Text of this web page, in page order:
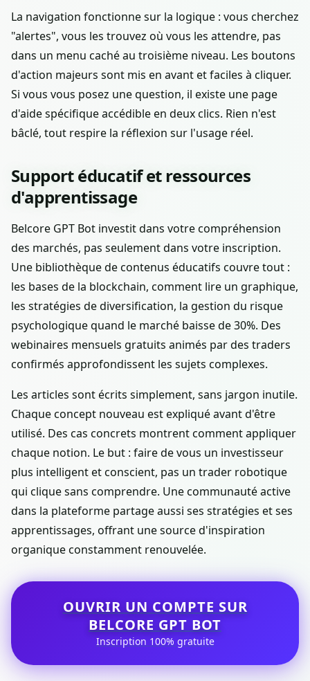
La navigation fonctionne sur la logique : vous cherchez
"alertes", vous les trouvez où vous les attendre, pas
dans un menu caché au troisième niveau. Les boutons
d'action majeurs sont mis en avant et faciles à cliquer.
Si vous vous posez une question, il existe une page
d'aide spécifique accédible en deux clics. Rien n'est
bâclé, tout respire la réflexion sur l'usage réel.
Support éducatif et ressources
d'apprentissage
Belcore GPT Bot investit dans votre compréhension
des marchés, pas seulement dans votre inscription.
Une bibliothèque de contenus éducatifs couvre tout :
les bases de la blockchain, comment lire un graphique,
les stratégies de diversification, la gestion du risque
psychologique quand le marché baisse de 30%. Des
webinaires mensuels gratuits animés par des traders
confirmés approfondissent les sujets complexes.
Les articles sont écrits simplement, sans jargon inutile.
Chaque concept nouveau est expliqué avant d'être
utilisé. Des cas concrets montrent comment appliquer
chaque notion. Le but : faire de vous un investisseur
plus intelligent et conscient, pas un trader robotique
qui clique sans comprendre. Une communauté active
dans la plateforme partage aussi ses stratégies et ses
apprentissages, offrant une source d'inspiration
organique constamment renouvelée.
OUVRIR UN COMPTE SUR
BELCORE GPT BOT
Inscription 100% gratuite